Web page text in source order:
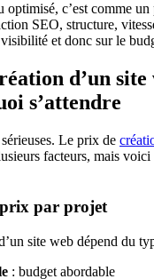
optimisé, c’est comme
SEO, structure,
et donc sur le
d’un site
s’attendre
Le prix de
facteurs, mais voici
par projet
site web dépend du
: budget abordable